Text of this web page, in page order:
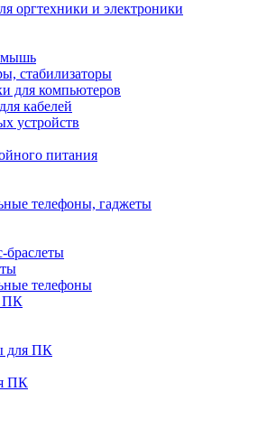
оргтехники и электроники
стабилизаторы
для компьютеров
кабелей
устройств
питания
телефоны, гаджеты
браслеты
телефоны
ПК
для ПК
ПК